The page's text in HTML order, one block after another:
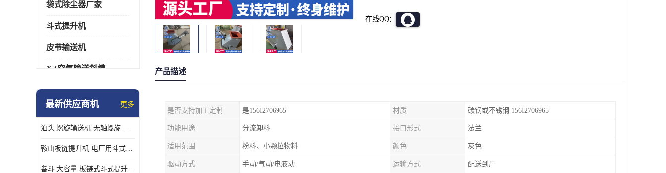
袋式除尘器厂家
斗式提升机
皮带输送机
XZ空气输送斜槽
通风蝶阀/百叶阀
气旋混动喷淋塔
N-TGD钢丝胶带斗式提升机
最新供应商机 更多
泊头 螺旋输送机 无轴螺旋 污泥螺旋输送机 规格齐全
鞍山板链提升机 电厂用斗式提升机 规格齐全
畚斗 大容量 板链式斗式提升机 正康斗提机厂家
在线QQ：
产品描述
是否支持加工定制 是156I2706965 材质 碳钢或不锈钢 156I2706965
功能用途 分流卸料 接口形式 法兰
适用范围 粉料、小颗粒物料 颜色 灰色
驱动方式 手动/气动/电液动 运输方式 配送到厂